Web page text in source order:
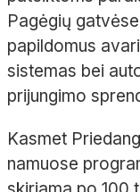
Pagėgių
papildomus
sistemas bei
prijungimo
Kasmet
namuose